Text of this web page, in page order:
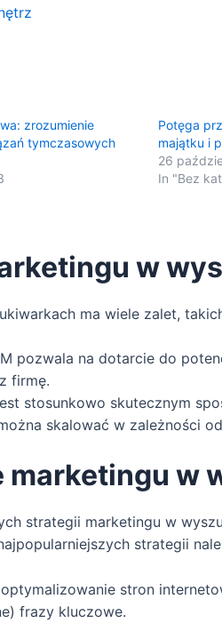
zrozumienie
tymczasowych
Potęga
majątku i
26
In "Bez
w
ma wiele zalet,
pozwala na dotarcie do
firmę.
stosunkowo skutecznym
skalować w zależności
marketingu w
strategii marketingu w
strategii
stron
frazy kluczowe.